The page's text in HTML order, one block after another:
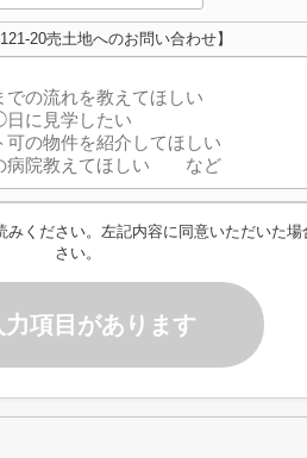
20売土地へのお問い合わせ】
みください。左記内容に同意いただいた
さい。
力項目があります